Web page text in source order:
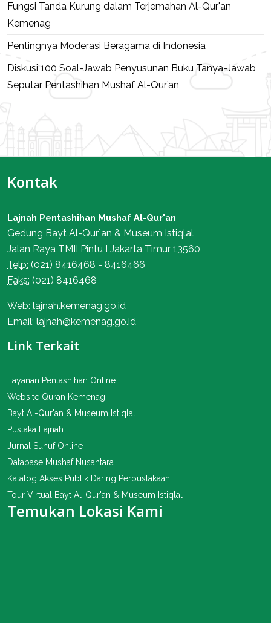
Fungsi Tanda Kurung dalam Terjemahan Al-Qur'an
Kemenag
Pentingnya Moderasi Beragama di Indonesia
Diskusi 100 Soal-Jawab Penyusunan Buku Tanya-Jawab
Seputar Pentashihan Mushaf Al-Qur’an
Kontak
Lajnah Pentashihan Mushaf Al-Qur'an
Gedung Bayt Al-Qur`an & Museum Istiqlal
Jalan Raya TMII Pintu I Jakarta Timur 13560
Telp: (021) 8416468 - 8416466
Faks: (021) 8416468
Web: lajnah.kemenag.go.id
Email: lajnah@kemenag.go.id
Link Terkait
Layanan Pentashihan Online
Website Quran Kemenag
Bayt Al-Qur'an & Museum Istiqlal
Pustaka Lajnah
Jurnal Suhuf Online
Database Mushaf Nusantara
Katalog Akses Publik Daring Perpustakaan
Tour Virtual Bayt Al-Qur'an & Museum Istiqlal
Temukan Lokasi Kami